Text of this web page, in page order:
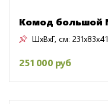
Комод большой
ШxВxГ, см: 231x83x41
251 000 руб